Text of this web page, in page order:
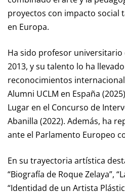
proyectos con impacto social
en Europa.
Ha sido profesor universitario
2013, y su talento lo ha
reconocimientos
Alumni UCLM en España
Lugar en el Concurso de
Abanilla (2022). Además, ha
ante el Parlamento Europeo
En su trayectoria artística
“Biografía de Roque Zelaya”,
“Identidad de un Artista